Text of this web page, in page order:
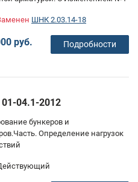
ШНК 2.03.14-18
руб. Подробности
04.1-2012
бункеров и
Определение нагрузок